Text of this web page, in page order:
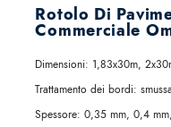
Rotolo Di
Commerciale
Dimensioni: 1,83x30m,
Trattamento dei bordi:
Spessore: 0,35 mm, 0,4